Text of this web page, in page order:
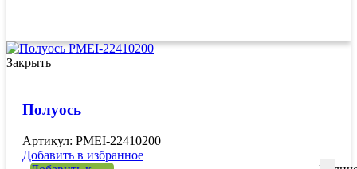
Закрыть
Полуось
Артикул: PMEI-22410200
Добавить в избранное